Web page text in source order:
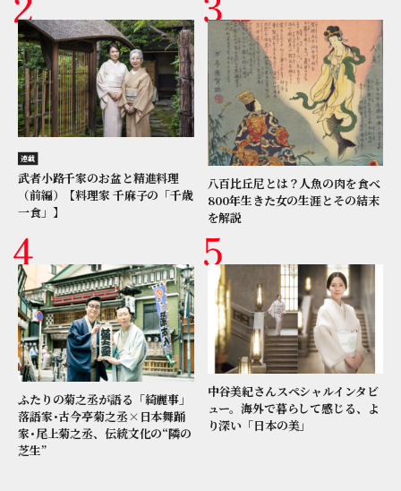
連載
武者小路千家のお盆と精進料理
（前編）【料理家 千麻子の「千歳
一食」】
八百比丘尼とは？人魚の肉を食べ
800年生きた女の生涯とその結末
を解説
ふたりの菊之丞が語る「綺麗事」
落語家･古今亭菊之丞×日本舞踊
家･尾上菊之丞、伝統文化の“隣の
芝生”
中谷美紀さんスペシャルインタビ
ュー。海外で暮らして感じる、よ
り深い「日本の美」